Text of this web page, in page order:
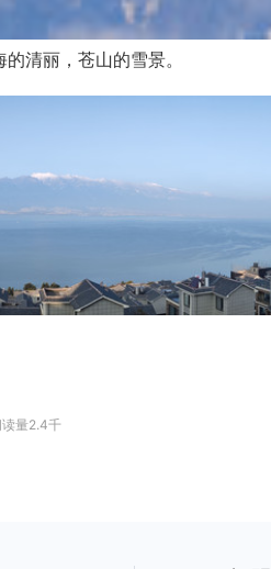
的清丽，苍山的雪景。
读量2.4千